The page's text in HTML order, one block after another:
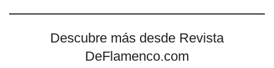
Descubre más desde Revista
DeFlamenco.com